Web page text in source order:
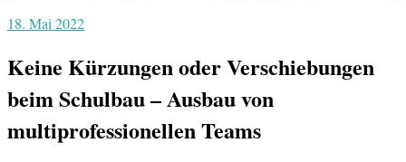
18. Mai 2022
Keine Kürzungen oder Verschiebungen
beim Schulbau – Ausbau von
multiprofessionellen Teams